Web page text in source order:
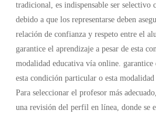
tradicional, es indispensable ser selectivo
debido a que los representarse deben
relación de confianza y respeto entre el
garantice el aprendizaje a pesar de esta
modalidad educativa vía online. garantice
esta condición particular o esta
Para seleccionar el profesor más
una revisión del perfil en línea, donde se